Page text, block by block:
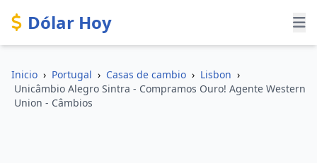
Dólar Hoy
Inicio › Portugal › Casas de cambio › Lisbon ›
Unicâmbio Alegro Sintra - Compramos Ouro! Agente Western
Union - Câmbios